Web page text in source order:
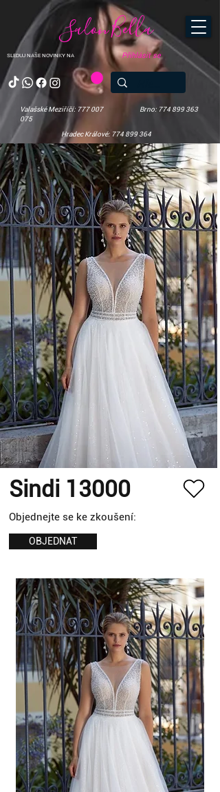
SLEDUJ NAŠE NOVINKY NA
Salon Bella
Valašské Meziříčí: 777 007
075
Brno: 774 899 363
Hradec Králové: 774 899 364
Přihlásit se
Sindi 13000
Objednejte se ke zkoušení:
OBJEDNAT